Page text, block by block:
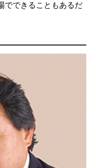
でできることもあるだ